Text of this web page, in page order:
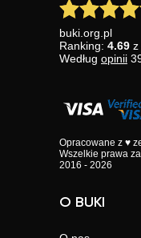
buki.org.pl
Ranking: 4.69 z
Według opinii
Opracowane z ♥
Wszelkie prawa
2016 - 2026
O BUKI